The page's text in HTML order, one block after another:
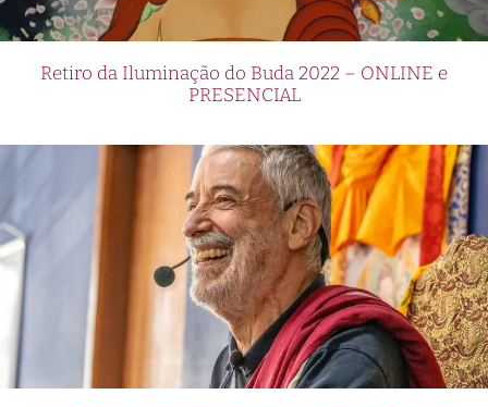
Retiro da Iluminação do Buda 2022 – ONLINE e
PRESENCIAL